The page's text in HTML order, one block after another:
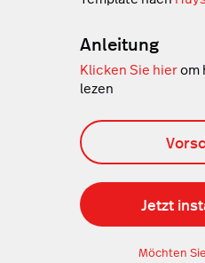
Anleitung
Klicken Sie hierom
lezen
Jetzt
Möchten